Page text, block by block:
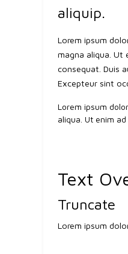
aliquip.
Lorem ipsum
magna aliqua. Ut
consequat. Duis
Excepteur sint
Lorem ipsum
aliqua. Ut enim
Text
Truncate